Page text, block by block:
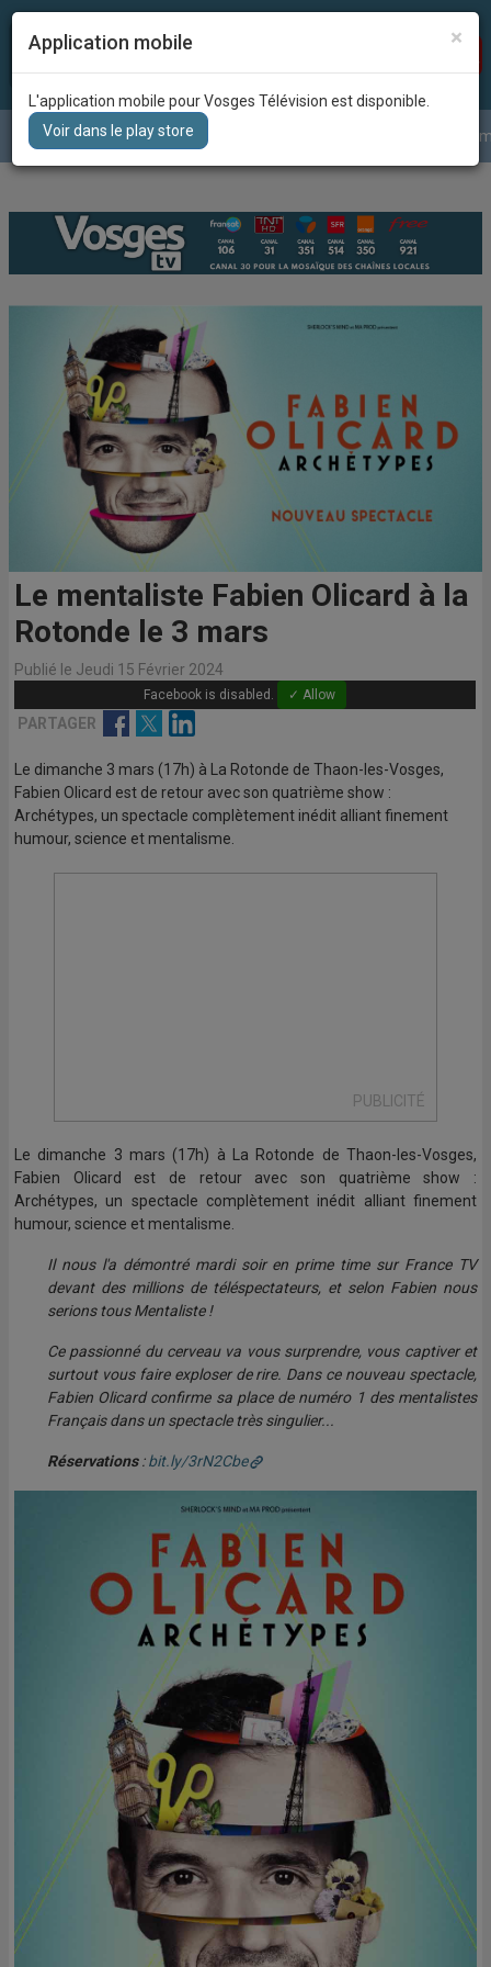
Le journal Grille des
Le mentaliste Fabien Olicard à la
Rotonde le 3 mars
Publié le Jeudi 15 Février 2024
Facebook is disabled. ✓ Allow
PARTAGER Facebook
Twitter
Le dimanche 3 mars (17h) à La Rotonde de Thaon-les-Vosges,
Fabien Olicard est de retour avec son quatrième show :
Archétypes, un spectacle complètement inédit alliant finement
humour, science et mentalisme.
PUBLICITÉ
Le dimanche 3 mars (17h) à La Rotonde de Thaon-les-Vosges,
Fabien Olicard est de retour avec son quatrième show :
Archétypes, un spectacle complètement inédit alliant finement
humour, science et mentalisme.
Il nous l'a démontré mardi soir en prime time sur France TV
devant des millions de téléspectateurs, et selon Fabien nous
serions tous Mentaliste !
Ce passionné du cerveau va vous surprendre, vous captiver et
surtout vous faire exploser de rire. Dans ce nouveau spectacle,
Fabien Olicard confirme sa place de numéro 1 des mentalistes
Français dans un spectacle très singulier...
Réservations:bit.ly/3rN2Cbe
×
Application mobile
L'application mobile pour Vosges Télévision est disponible.
Voir dans le play store